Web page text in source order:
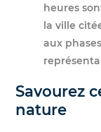
heures
la ville
aux
Savourez
nature